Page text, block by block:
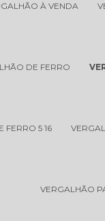
À VENDA
DE FERRO
FERRO 5 16
VERGALHÃO